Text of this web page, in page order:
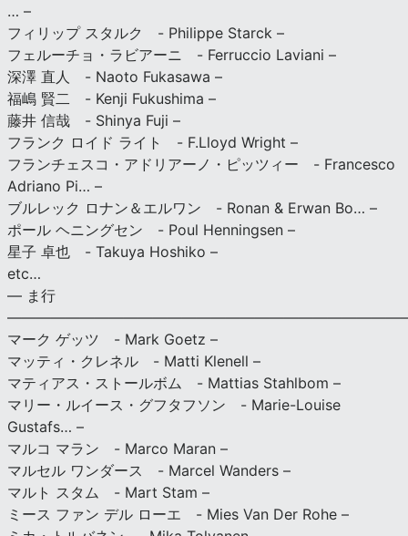
… –
フィリップ スタルク - Philippe Starck –
フェルーチョ・ラビアーニ - Ferruccio Laviani –
深澤 直人 - Naoto Fukasawa –
福嶋 賢二 - Kenji Fukushima –
藤井 信哉 - Shinya Fuji –
フランク ロイド ライト - F.Lloyd Wright –
フランチェスコ・アドリアーノ・ピッツィー - Francesco
Adriano Pi… –
ブルレック ロナン＆エルワン - Ronan & Erwan Bo… –
ポール ヘニングセン - Poul Henningsen –
星子 卓也 - Takuya Hoshiko –
etc…
— ま行
マーク ゲッツ - Mark Goetz –
マッティ・クレネル - Matti Klenell –
マティアス・ストールボム - Mattias Stahlbom –
マリー・ルイース・グフタフソン - Marie-Louise
Gustafs… –
マルコ マラン - Marco Maran –
マルセル ワンダース - Marcel Wanders –
マルト スタム - Mart Stam –
ミース ファン デル ローエ - Mies Van Der Rohe –